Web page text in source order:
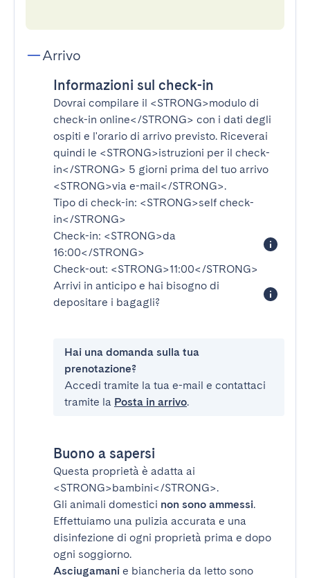
Arrivo
Informazioni sul check-in
Dovrai compilare il <STRONG>modulo di
check-in online</STRONG> con i dati degli
ospiti e l'orario di arrivo previsto. Riceverai
quindi le <STRONG>istruzioni per il check-
in</STRONG> 5 giorni prima del tuo arrivo
<STRONG>via e-mail</STRONG>.
Tipo di check-in: <STRONG>self check-
in</STRONG>
Check-in: <STRONG>da
16:00</STRONG>
Check-out: <STRONG>11:00</STRONG>
Arrivi in anticipo e hai bisogno di
depositare i bagagli?
Hai una domanda sulla tua
prenotazione?
Accedi tramite la tua e-mail e contattaci
tramite la Posta in arrivo.
Buono a sapersi
Questa proprietà è adatta ai
<STRONG>bambini</STRONG>.
Gli animali domestici non sono ammessi.
Effettuiamo una pulizia accurata e una
disinfezione di ogni proprietà prima e dopo
ogni soggiorno.
Asciugamani e biancheria da letto sono